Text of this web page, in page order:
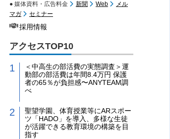
● 媒体資料・広告料金 新聞 Web
メル
マガ
セミナー
採用情報
アクセスTOP10
＜中高生の部活費の実態調査＞運
動部の部活費は年間8.4万円 保護
者の65％が負担感〜ANYTEAM調
べ
聖望学園、体育授業等にARスポー
ツ「HADO」を導入、多様な生徒
が活躍できる教育環境の構築を目
指す